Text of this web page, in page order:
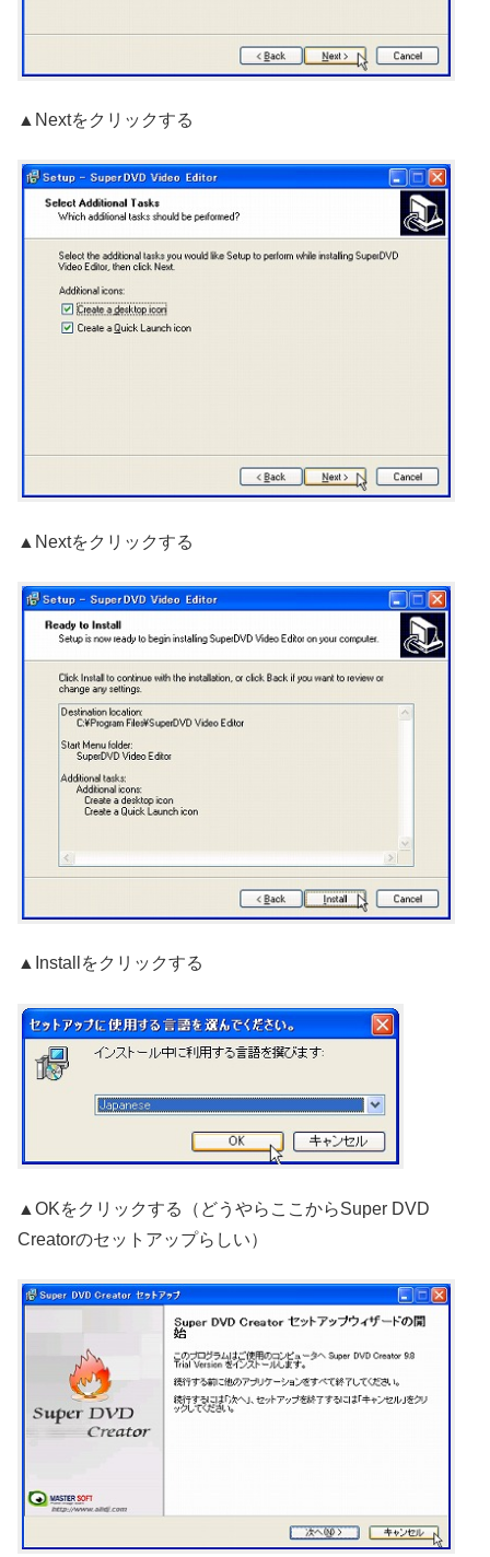
▲Nextをクリックする
▲Nextをクリックする
▲Installをクリックする
▲OKをクリックする（どうやらここからSuper DVD
Creatorのセットアップらしい）